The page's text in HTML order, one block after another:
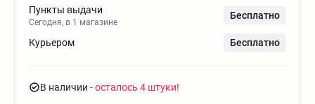
Пункты выдачи
Сегодня, в 1 магазине
Бесплатно
Курьером Бесплатно
В наличии - осталось 4 штуки